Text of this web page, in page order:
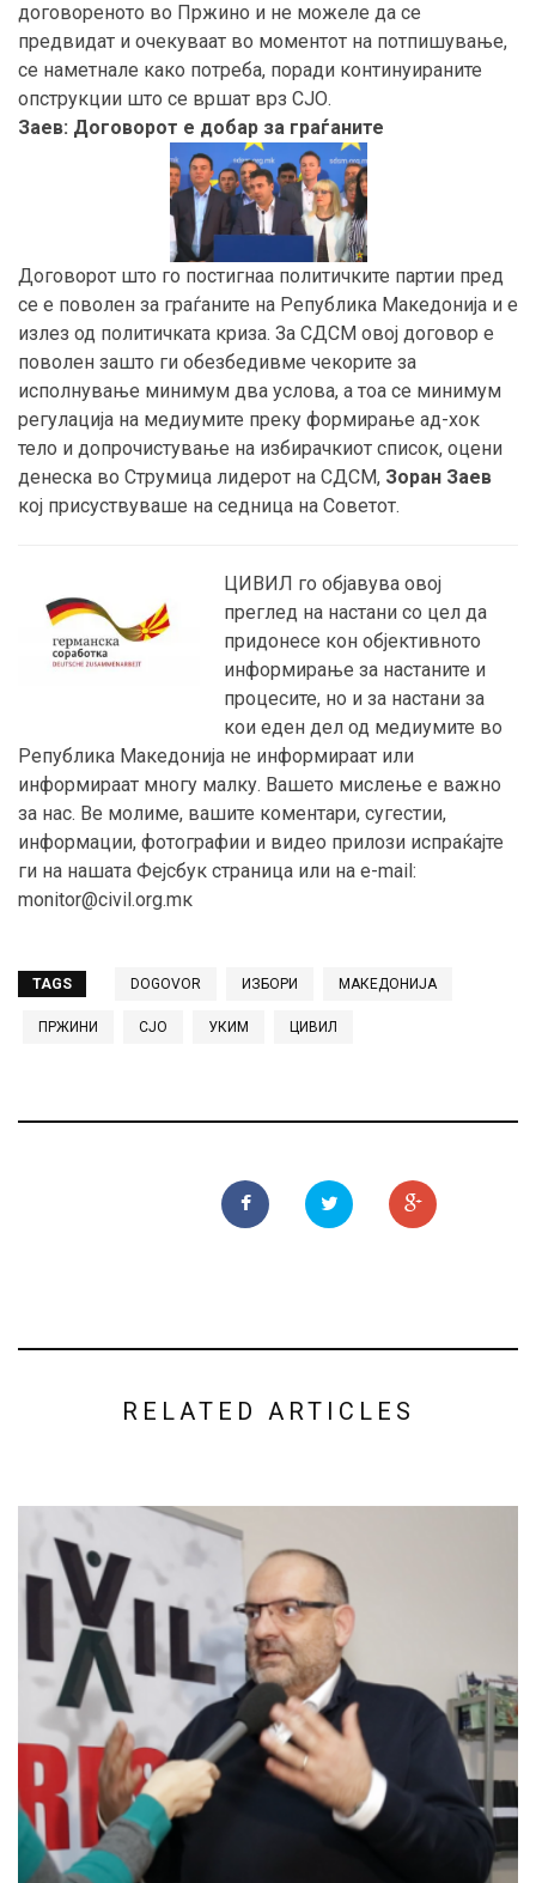
договореното во Пржино и не можеле да се
предвидат и очекуваат во моментот на потпишување,
се наметнале како потреба, поради континуираните
опструкции што се вршат врз СЈО.
Заев: Договорот е добар за граѓаните
Договорот што го постигнаа политичките партии пред
се е поволен за граѓаните на Република Македонија и е
излез од политичката криза. За СДСМ овој договор е
поволен зашто ги обезбедивме чекорите за
исполнување минимум два услова, а тоа се минимум
регулација на медиумите преку формирање ад-хок
тело и допрочистување на избирачкиот список, оцени
денеска во Струмица лидерот на СДСМ, Зоран Заев
кој присуствуваше на седница на Советот.
ЦИВИЛ го објавува овој
преглед на настани со цел да
придонесе кон објективното
информирање за настаните и
процесите, но и за настани за
кои еден дел од медиумите во
Република Македонија не информираат или
информираат многу малку. Вашето мислење е важно
за нас. Ве молиме, вашите коментари, сугестии,
информации, фотографии и видео прилози испраќајте
ги на нашата Фејсбук страница или на e-mail:
monitor@civil.org.mк
TAGS DOGOVOR ИЗБОРИ МАКЕДОНИЈА
ПРЖИНИ СЈО УКИМ ЦИВИЛ
RELATED ARTICLES